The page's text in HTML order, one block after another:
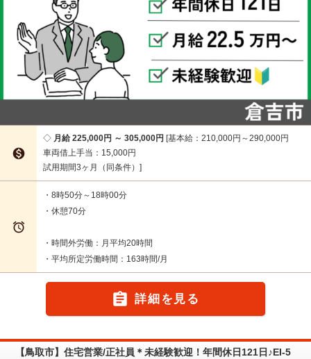

月給 225,000円 ～ 305,000円 基本給：210,000円～290,000円
車両借上手当：15,000円
試用期間3ヶ月（同条件）

・8時50分～18時00分
・休憩70分
・時間外労働：月平均20時間
・平均所定労働時間：163時間/月
 詳細を見る
【鳥取市】住宅営業/正社員＊未経験歓迎！年間休日121日♪EI-5